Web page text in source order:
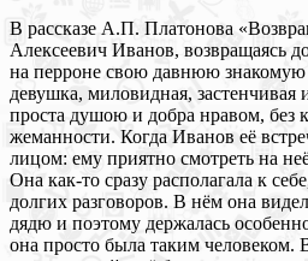
В рассказе А.П. Платонова
Алексеевич Иванов, возвращаясь
на перроне свою давнюю
девушка, миловидная,
проста душою и добра нравом, без
жеманности. Когда Иванов её
лицом: ему приятно смотреть на
Она как-то сразу располагала к
долгих разговоров. В нём она
дядю и поэтому держалась
она просто была таким человеком.